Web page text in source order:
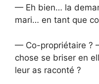
— Eh bien… la
mari… en tant que
— Co-propriétaire ?
chose se briser en
leur as raconté ?